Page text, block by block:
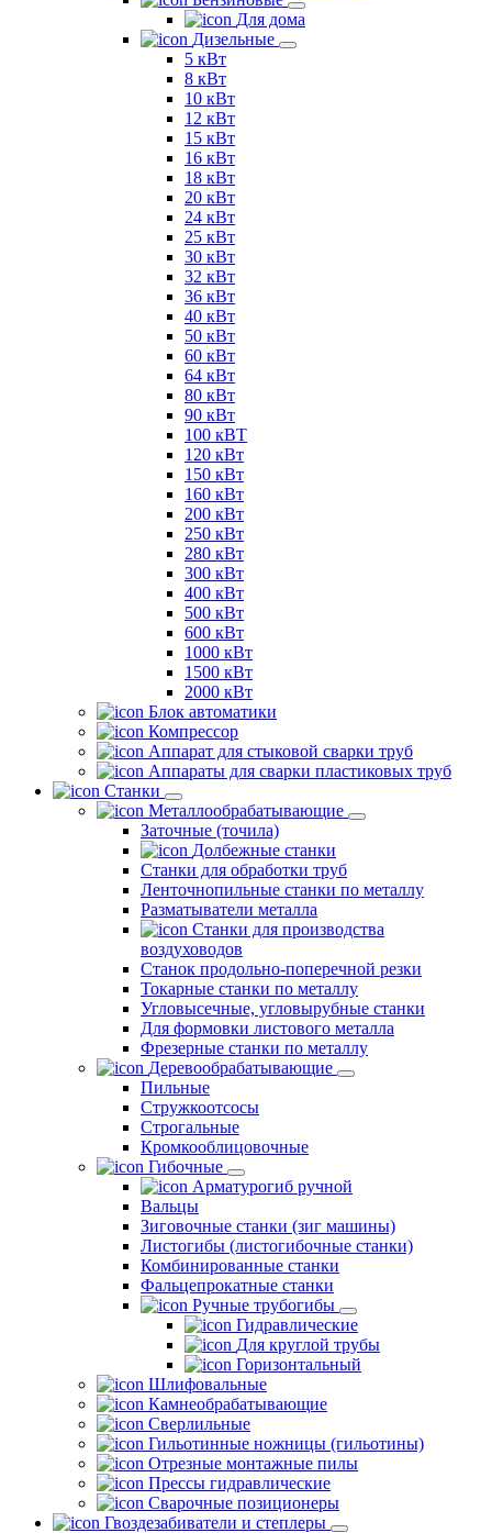
Для дома
Дизельные
5 кВт
8 кВт
10 кВт
12 кВт
15 кВт
16 кВт
18 кВт
20 кВт
24 кВт
25 кВт
30 кВт
32 кВт
36 кВт
40 кВт
50 кВт
60 кВт
64 кВт
80 кВт
90 кВт
100 кВТ
120 кВт
150 кВт
160 кВт
200 кВт
250 кВт
280 кВт
300 кВт
400 кВт
500 кВт
600 кВт
1000 кВт
1500 кВт
2000 кВт
Блок автоматики
Компрессор
Аппарат для стыковой сварки труб
Аппараты для сварки пластиковых труб
Станки
Металлообрабатывающие
Заточные (точила)
Долбежные станки
Станки для обработки труб
Ленточнопильные станки по металлу
Разматыватели металла
Станки для производства
воздуховодов
Станок продольно-поперечной резки
Токарные станки по металлу
Угловысечные, угловырубные станки
Для формовки листового металла
Фрезерные станки по металлу
Деревообрабатывающие
Пильные
Стружкоотсосы
Строгальные
Кромкооблицовочные
Гибочные
Арматурогиб ручной
Вальцы
Зиговочные станки (зиг машины)
Листогибы (листогибочные станки)
Комбинированные станки
Фальцепрокатные станки
Ручные трубогибы
Гидравлические
Для круглой трубы
Горизонтальный
Шлифовальные
Камнеобрабатывающие
Сверлильные
Гильотинные ножницы (гильотины)
Отрезные монтажные пилы
Прессы гидравлические
Сварочные позиционеры
Гвоздезабиватели и степлеры